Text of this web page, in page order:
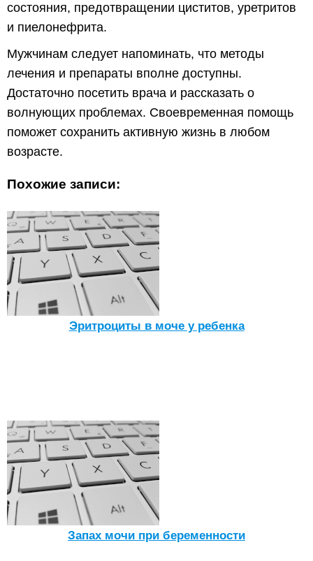
состояния, предотвращении циститов, уретритов
и пиелонефрита.
Мужчинам следует напоминать, что методы
лечения и препараты вполне доступны.
Достаточно посетить врача и рассказать о
волнующих проблемах. Своевременная помощь
поможет сохранить активную жизнь в любом
возрасте.
Похожие записи:
Эритроциты в моче у ребенка
Запах мочи при беременности